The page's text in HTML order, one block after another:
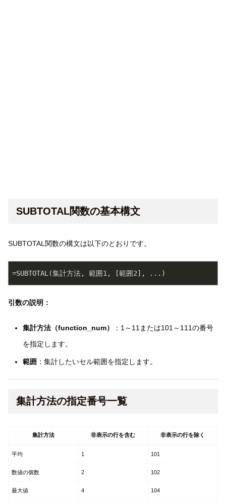
SUBTOTAL関数の基本構文
SUBTOTAL関数の構文は以下のとおりです。
=SUBTOTAL(集計方法, 範囲1, [範囲2], ...)
引数の説明：
集計方法（function_num）
：1～11または101～111の番号
を指定します。
範囲 ：集計したいセル範囲を指定します。
集計方法の指定番号一覧
集計方法 非表示の行を含む 非表示の行を除く
平均 1 101
数値の個数 2 102
最大値 4 104